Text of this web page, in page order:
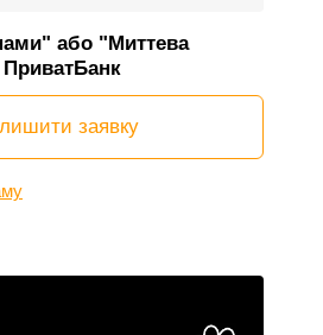
або "Миттева
ПриватБанк
заявку